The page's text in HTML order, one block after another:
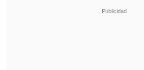
un romance con un vedetto